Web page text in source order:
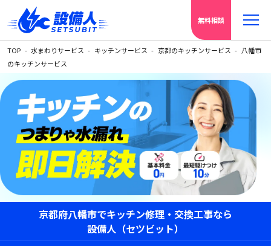
無料相談
TOP 水まわりサービス キッチンサービス 京都のキッチンサービス
八幡市
のキッチンサービス
京都府八幡市でキッチン修理・交換工事なら
設備人（セツビット）